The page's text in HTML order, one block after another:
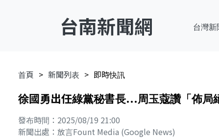
台南新聞網 台灣新
首頁 新聞列表 即時快訊
徐國勇出任綠黨秘書長...周玉蔻讚「佈局
發布時間：2025/08/19 21:00
新聞出處：放言Fount Media (Google News)